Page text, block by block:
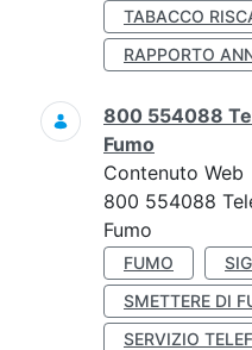
TABACCO
RAPPORTO
800 554088
Fumo
Contenuto Web
800 554088
Fumo
FUMO
SMETTERE DI
SERVIZIO